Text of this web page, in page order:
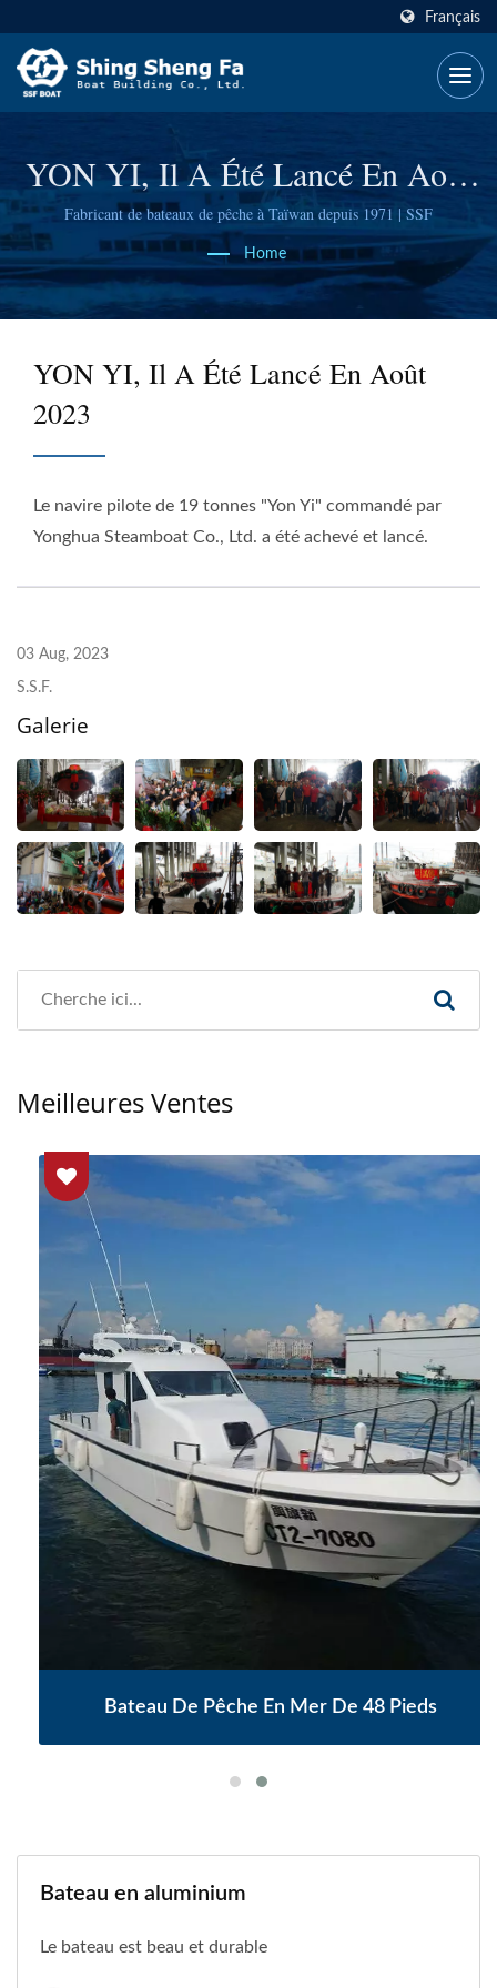
Français
YON YI, Il A Été Lancé En Août
2023
Fabricant de bateaux de pêche à Taïwan depuis 1971 | SSF
Home
YON YI, Il A Été Lancé En Août
2023
Le navire pilote de 19 tonnes "Yon Yi" commandé par
Yonghua Steamboat Co., Ltd. a été achevé et lancé.
03 Aug, 2023
S.S.F.
Galerie
Meilleures Ventes
Bateau De Pêche En Mer De 48 Pieds
Bateau en aluminium
Le bateau est beau et durable